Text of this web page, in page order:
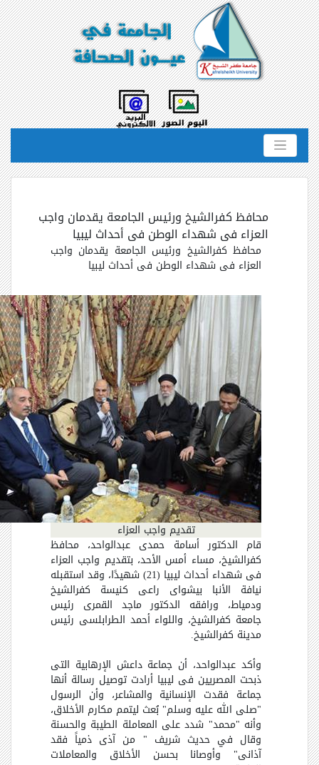
محافظ كفرالشيخ ورئيس الجامعة يقدمان واجب
العزاء فى شهداء الوطن فى أحداث ليبيا
محافظ كفرالشيخ ورئيس الجامعة يقدمان واجب
العزاء فى شهداء الوطن فى أحداث ليبيا
تقديم واجب العزاء
قام الدكتور أسامة حمدى عبدالواحد، محافظ
كفرالشيخ، مساء أمس الأحد، بتقديم واجب العزاء
فى شهداء أحداث ليبيا (21) شهيدًا، وقد استقبله
نيافة الأنبا بيشواى راعى كنيسة كفرالشيخ
ودمياط، ورافقه الدكتور ماجد القمرى رئيس
جامعة كفرالشيخ، واللواء أحمد الطرابلسى رئيس
مدينة كفرالشيخ.
وأكد عبدالواحد، أن جماعة داعش الإرهابية التى
ذبحت المصريين فى ليبيا أرادت توصيل رسالة أنها
جماعة فقدت الإنسانية والمشاعر، وأن الرسول
"صلى الله عليه وسلم" بُعث ليتمم مكارم الأخلاق،
وأنه "محمد" شدد على المعاملة الطيبة والحسنة
وقال في حديث شريف " من آذى ذمياً فقد
آذانى" وأوصانا بحسن الأخلاق والمعاملات